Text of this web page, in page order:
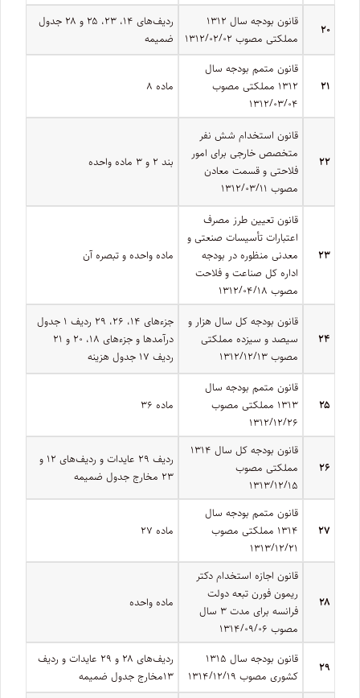
۲۰
قانون بودجه سال ۱۳۱۲
مملکتی مصوب ۱۳۱۲/۰۲/۰۲
ردیف‌های ۱۴، ۲۳، ۲۵ و ۲۸ جدول
ضمیمه
۲۱
قانون متمم بودجه سال
۱۳۱۲ مملکتی مصوب
۱۳۱۲/۰۳/۰۴
ماده ۸
۲۲
قانون استخدام شش نفر
متخصص خارجی برای امور
فلاحتی و قسمت معادن
مصوب ۱۳۱۲/۰۳/۱۱
بند ۲ و ۳ ماده‌ واحده
۲۳
قانون تعیین طرز مصرف
اعتبارات تأسیسات صنعتی و
معدنی منظوره در بودجه
اداره کل صناعت و فلاحت
مصوب ۱۳۱۲/۰۴/۱۸
ماده‌ واحده و تبصره آن
۲۴
قانون بودجه کل سال هزار و
سیصد و سیزده مملکتی
مصوب ۱۳۱۲/۱۲/۱۳
جزءهای ۱۴، ۲۶، ۲۹ ردیف ۱ جدول
درآمدها‌ و جزءهای ۱۸، ۲۰ و ۲۱
ردیف ۱۷ جدول هزینه
۲۵
قانون متمم بودجه سال
۱۳۱۳ مملکتی مصوب
۱۳۱۲/۱۲/۲۶
ماده ۳۶
۲۶
قانون بودجه کل سال ۱۳۱۴
مملکتی مصوب
۱۳۱۳/۱۲/۱۵
ردیف ۲۹ عایدات و ردیف‏‌های ۱۲ و
۲۳ مخارج جدول ضمیمه
۲۷
قانون متمم بودجه سال
۱۳۱۴ مملکتی مصوب
۱۳۱۳/۱۲/۲۱
ماده ۲۷
۲۸
قانون اجازه استخدام دکتر
ریمون فورن تبعه دولت
فرانسه برای مدت ۳ سال
مصوب ۱۳۱۴/۰۹/۰۶
ماده ­واحده
۲۹
قانون بودجه سال ۱۳۱۵
کشوری مصوب ۱۳۱۴/۱۲/۱۹
ردیف‏‌های ۲۸ و ۲۹ عایدات و ردیف
۱۳مخارج جدول ضمیمه